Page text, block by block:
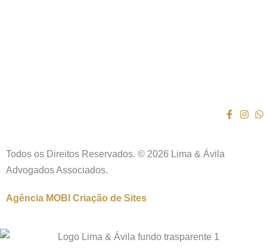
Todos os Direitos Reservados. © 2026 Lima & Ávila
Advogados Associados.
Agência MOBI Criação de Sites